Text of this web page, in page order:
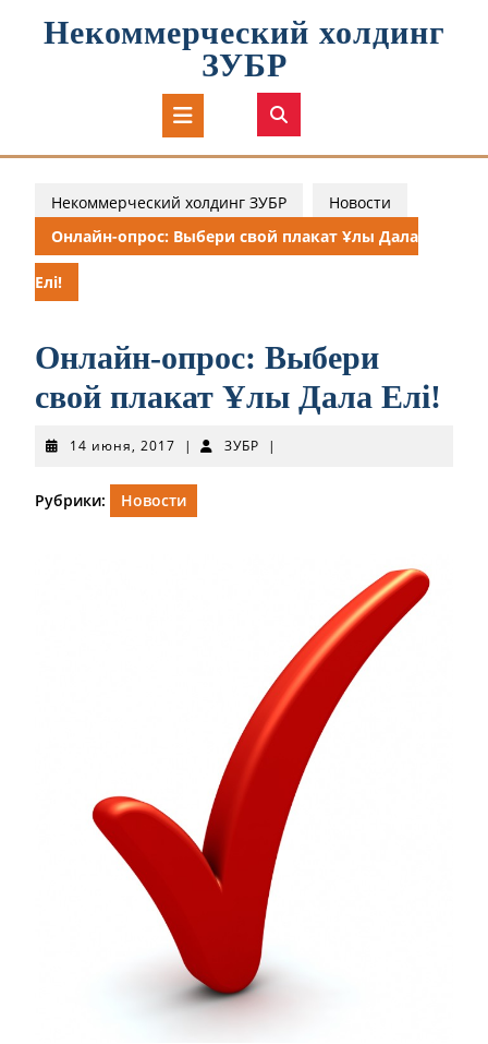
Некоммерческий холдинг
ЗУБР
Кнопка
Открыть
Некоммерческий холдинг ЗУБР
Новости
Онлайн-опрос: Выбери свой плакат Ұлы Дала
Елі!
Онлайн-опрос: Выбери
свой плакат Ұлы Дала Елі!
14 июня, 2017 14
2017
| ЗУБР ЗУБР
|
Рубрики: Новости